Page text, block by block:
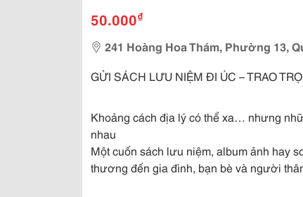
50.000₫
241 Hoàng Hoa Thám, Phường 13,
GỬI SÁCH LƯU NIỆM ĐI ÚC – TRAO
Khoảng cách địa lý có thể xa… nhưng
nhau
Một cuốn sách lưu niệm, album ảnh hay
thương đến gia đình, bạn bè và người